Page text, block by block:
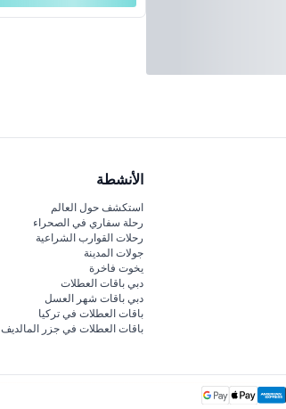
الأنشطة
استكشف حول العالم
رحلة سفاري في الصحراء
رحلات القوارب الشراعية
جولات المدينة
يخوت فاخرة
دبي باقات العطلات
دبي باقات شهر العسل
باقات العطلات في تركيا
باقات العطلات في جزر المالديف